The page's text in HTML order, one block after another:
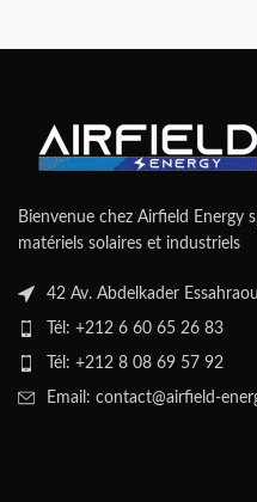
Bienvenue chez Airfield Energy
matériels solaires et industriels
42 Av. Abdelkader
Tél: +212 6 60 65 26 83
Tél: +212 8 08 69 57 92
Email: contact@airfield-